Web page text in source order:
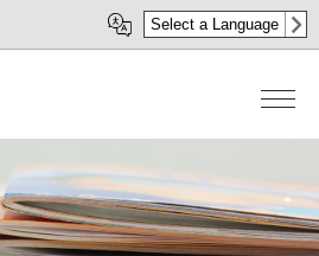
Select a Language